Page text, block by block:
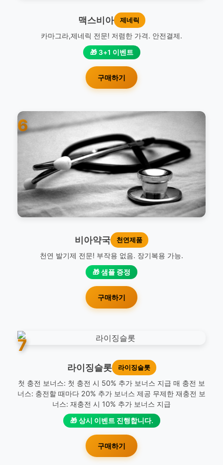
맥스비아 제네릭
카마그라,제네릭 전문! 저렴한 가격. 안전결제.
🎁 3+1 이벤트
구매하기
6
비아약국 천연제품
천연 발기제 전문! 부작용 없음. 장기복용 가능.
🎁 샘플 증정
구매하기
7
라이징슬롯 라이징슬롯
첫 충전 보너스: 첫 충전 시 50% 추가 보너스 지급 매 충전 보
너스: 충전할 때마다 20% 추가 보너스 제공 무제한 재충전 보
너스: 재충전 시 10% 추가 보너스 지급
🎁 상시 이벤트 진행합니다.
구매하기